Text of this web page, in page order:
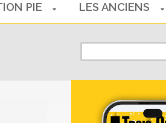
PIE LES ANCIENS